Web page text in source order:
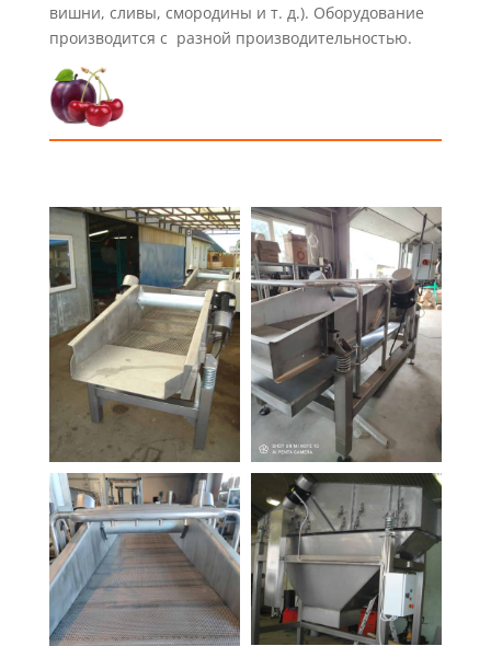
вишни, сливы, смородины и т. д.). Оборудование
производится с разной производительностью.